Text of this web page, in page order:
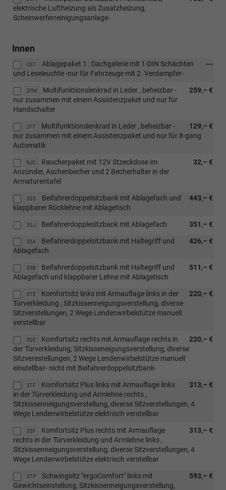
elektrische Luftheizung als Zusatzheizung,
Scheinwerferreinigungsanlage-
Innen
QE1 ---
Ablagepaket 1 : Dachgalerie mit 1-DIN Schächten
und Leseleuchte -nur für Fahrzeuge mit 2. Verdampfer-
2FM 259,– €
Multifunktionslenkrad in Leder , beheizbar -
nur zusammen mit einem Assistenzpaket und nur für
Handschalter
2FT 129,– €
Multifunktionslenkrad in Leder , beheizbar -
nur zusammen mit einem Assistenzpaket und nur für 8-gang
Automatik
9JC 32,– €
Raucherpaket mit 12V Stzeckdose im
Anzünder, Aschenbecher und 2 Becherhalter in der
Armaturentafel
3SS 443,– €
Beifahrerdoppelsitzbank mit Ablagefach und
klappbarer Rücklehne mit Ablagetisch
3SJ 351,– €
Beifahrerdopplesitzbank mit Ablagefach
33A 426,– €
Beifahrerdoppelsitzbank mit Haltegriff und
Ablagefach
33B 511,– €
Beifahrerdoppelsitzbank mit Haltegriff und
Ablagefach und klappbarer Lehne mit Ablagetisch
3TE 220,– €
Komfortsitz links mit Armauflage links in der
Türverkleidung , Sitzkissenneigungsverstellung, diverse
Sitzverstellungen, 2 Wege Lendenwirbelstütze manuell
verstellbar
3SE 220,– €
Komfortsitz rechts mit Armauflage rechts in
der Türverkleidung, Sitzkisseneigungsverstellung, diverse
Sitzverestellungen, 2 Wege Lendenwirbelstütze manuell
einstellbar- nicht mit Beifahrerdoppelsitzbank-
3TF 313,– €
Komfortsitz Plus links mit Armauflage links
in der Türverkleidung und Armlehne rechts ,
Sitzkissenneigungsverstellung, diverse Sitzverstellungen, 4
Wege Lendenwirbelstütze elektrisch verstellbar
3SF 313,– €
Komfortsitz Plus rechts mit Armauflage
rechts in der Türverkleidung und Armlehne links ,
Sitzkissenneigungsverstellung, diverse Sitzverstellungen, 4
Wege Lendenwirbelstütze elektrisch verstellbar
3TP 593,– €
Schwingsitz "ergoComfort" links mit
Gewichtseinstellung, Sitzkissenneigungsverstellung,